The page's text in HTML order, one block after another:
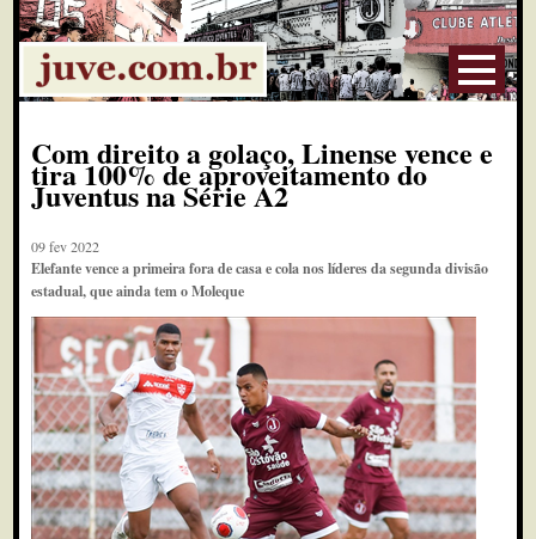
Com direito a golaço, Linense vence e
tira 100% de aproveitamento do
Juventus na Série A2
09 fev 2022
Elefante vence a primeira fora de casa e cola nos líderes da segunda divisão
estadual, que ainda tem o Moleque